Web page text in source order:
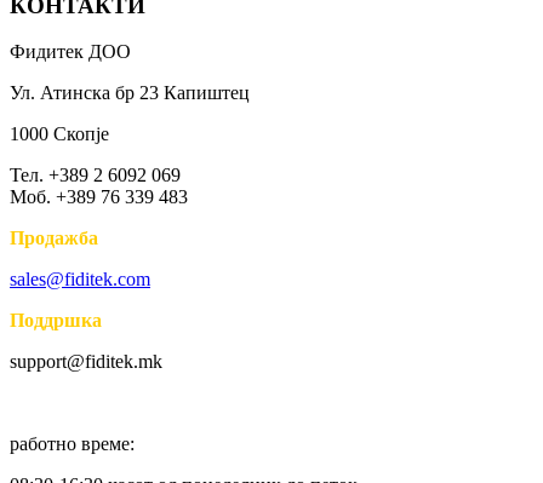
Фидитек ДОО
Ул. Атинска бр 23 Капиштец
1000 Скопје
Тел. +389 2 6092 069
Моб. +389 76 339 483
Продажба
sales@fiditek.com
Поддршка
support@fiditek.mk
работно време: